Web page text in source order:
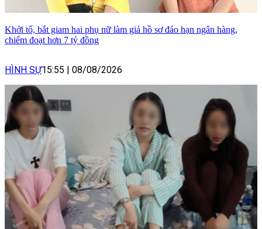
Khởi tố, bắt giam hai phụ nữ làm giả hồ sơ đáo hạn ngân hàng,
chiếm đoạt hơn 7 tỷ đồng
HÌNH SỰ15:55 08/08/2026